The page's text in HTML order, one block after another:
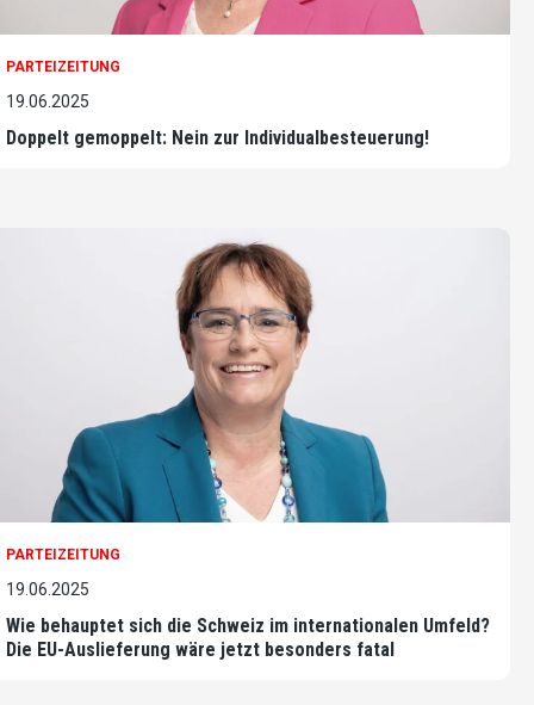
PARTEIZEITUNG
19.06.2025
Doppelt gemoppelt: Nein zur Individualbesteuerung!
PARTEIZEITUNG
19.06.2025
Wie behauptet sich die Schweiz im internationalen Umfeld?
Die EU-Auslieferung wäre jetzt besonders fatal